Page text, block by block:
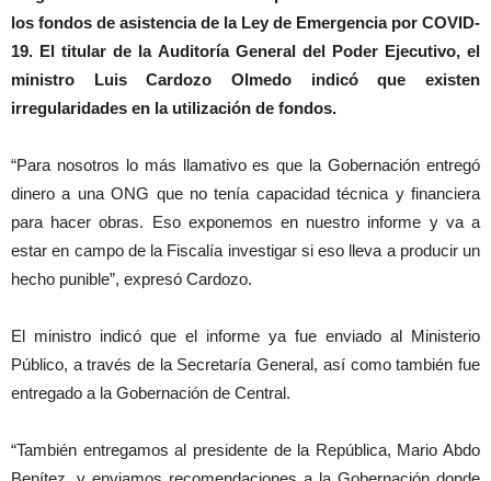
los fondos de asistencia de la Ley de Emergencia por COVID-
19. El titular de la Auditoría General del Poder Ejecutivo, el
ministro Luis Cardozo Olmedo indicó que existen
irregularidades en la utilización de fondos.
“Para nosotros lo más llamativo es que la Gobernación entregó
dinero a una ONG que no tenía capacidad técnica y financiera
para hacer obras. Eso exponemos en nuestro informe y va a
estar en campo de la Fiscalía investigar si eso lleva a producir un
hecho punible”, expresó Cardozo.
El ministro indicó que el informe ya fue enviado al Ministerio
Público, a través de la Secretaría General, así como también fue
entregado a la Gobernación de Central.
“También entregamos al presidente de la República, Mario Abdo